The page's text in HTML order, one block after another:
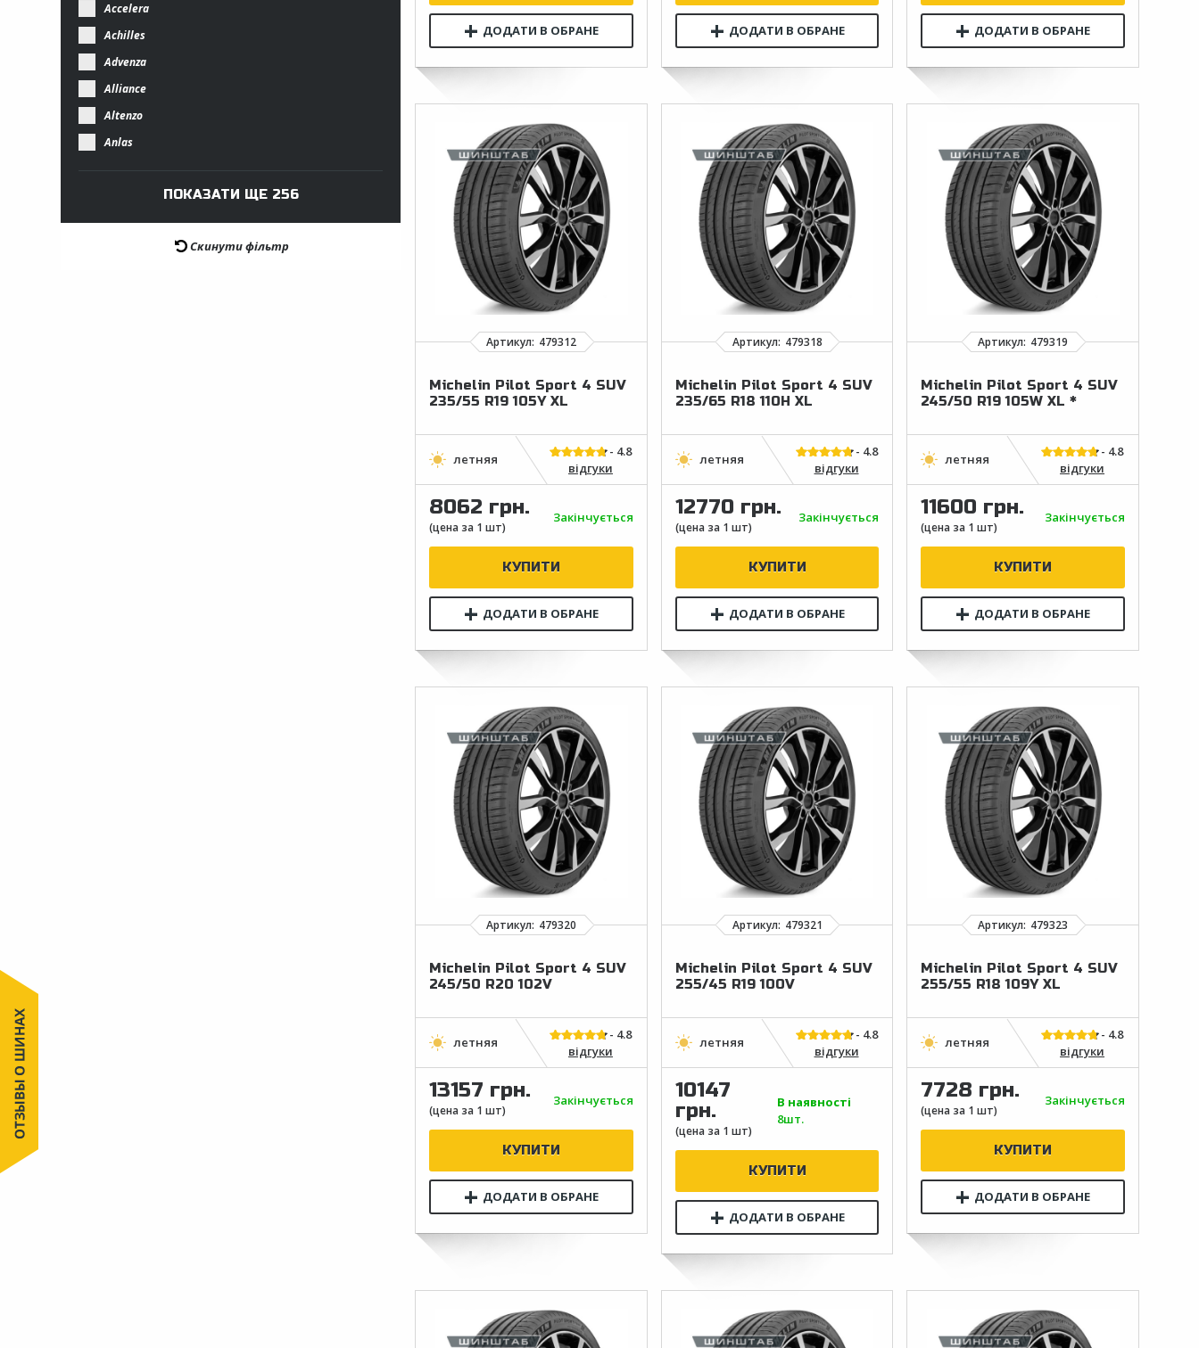
Accelera
Achilles
Advenza
Alliance
Altenzo
Anlas
Скинути фільтр
Michelin Pilot Sport 4 SUV
235/55 R19 105Y XL
відгуки
8062 грн. Закінчується
Michelin Pilot Sport 4 SUV
235/65 R18 110H XL
відгуки
12770 грн. Закінчується
Michelin Pilot Sport 4 SUV
245/50 R19 105W XL *
відгуки
11600 грн. Закінчується
Michelin Pilot Sport 4 SUV
245/50 R20 102V
відгуки
13157 грн. Закінчується
Michelin Pilot Sport 4 SUV
255/45 R19 100V
відгуки
10147
грн.
В наявності
8шт.
Michelin Pilot Sport 4 SUV
255/55 R18 109Y XL
відгуки
7728 грн. Закінчується